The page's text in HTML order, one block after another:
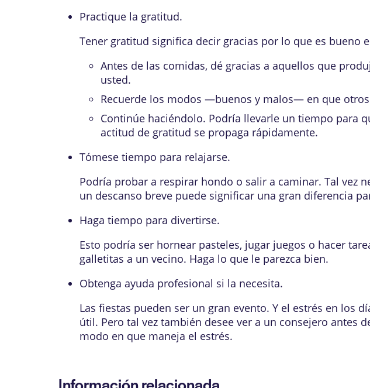
Practique la gratitud.
Tener gratitud significa decir gracias por lo que es bueno
Antes de las comidas, dé gracias a aquellos que
usted.
Recuerde los modos —buenos y malos— en que
Continúe haciéndolo. Podría llevarle un tiempo para
actitud de gratitud se propaga rápidamente.
Tómese tiempo para relajarse.
Podría probar a respirar hondo o salir a caminar. Tal vez
un descanso breve puede significar una gran diferencia
Haga tiempo para divertirse.
Esto podría ser hornear pasteles, jugar juegos o hacer
galletitas a un vecino. Haga lo que le parezca bien.
Obtenga ayuda profesional si la necesita.
Las fiestas pueden ser un gran evento. Y el estrés en los
útil. Pero tal vez también desee ver a un consejero antes
modo en que maneja el estrés.